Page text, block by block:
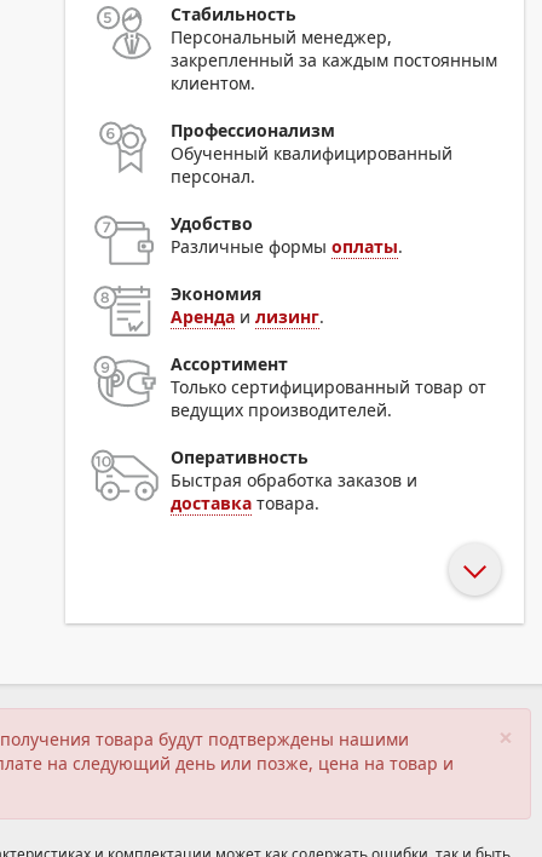
Стабильность
Персональный менеджер,
закрепленный за каждым постоянным
клиентом.
Профессионализм
Обученный квалифицированный
персонал.
Удобство
Различные формыоплаты.
Экономия
Аренда илизинг.
Ассортимент
Только сертифицированный товар от
ведущих производителей.
Оперативность
Быстрая обработка заказов и
доставка товара.
×
товара будут подтверждены нашими
на следующий день или позже, цена на товар и